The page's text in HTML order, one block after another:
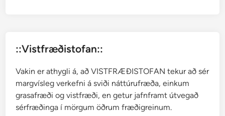
k
n
í
::Vistfræðistofan::
Vakin er athygli á, að VISTFRÆÐISTOFAN tekur að sér
margvísleg verkefni á sviði náttúrufræða, einkum
grasafræði og vistfræði, en getur jafnframt útvegað
sérfræðinga í mörgum öðrum fræðigreinum.